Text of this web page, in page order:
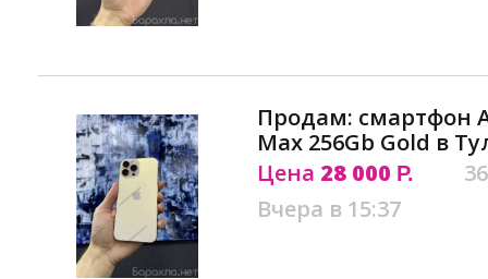
Продам: смартфон
Max 256Gb Gold в
Цена 28 000 Р.
Вчера в 15:37